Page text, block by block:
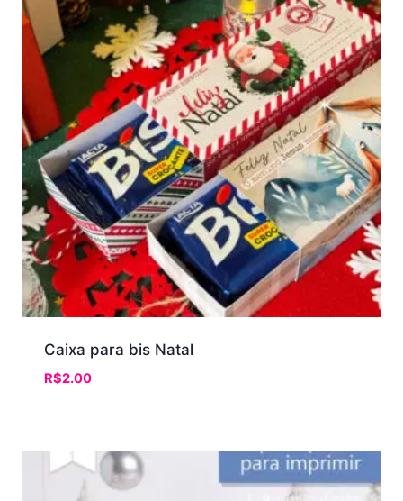
Caixa para bis Natal
R$2.00